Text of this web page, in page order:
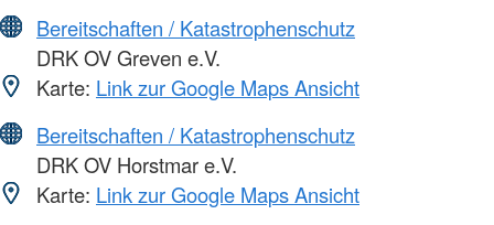
Bereitschaften / Katastrophenschutz
DRK OV Greven e.V.
Karte: Link zur Google Maps Ansicht
Bereitschaften / Katastrophenschutz
DRK OV Horstmar e.V.
Karte: Link zur Google Maps Ansicht